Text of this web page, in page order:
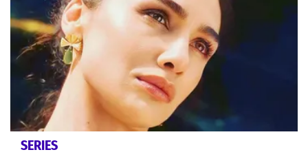
SERIES